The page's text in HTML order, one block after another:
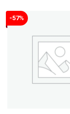
-57%